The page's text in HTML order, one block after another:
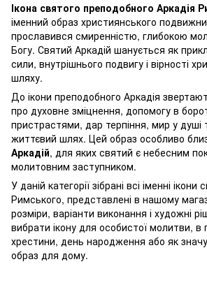
Ікона святого преподобного Аркадія
іменний образ християнського
прославився смиренністю, глибокою
Богу. Святий Аркадій шанується як
сили, внутрішнього подвигу і вірності
шляху.
До ікони преподобного Аркадія
про духовне зміцнення, допомогу в
пристрастями, дар терпіння, мир у душі
життєвий шлях. Цей образ особливо
Аркадій, для яких святий є небесним
молитовним заступником.
У даній категорії зібрані всі іменні ікони
Римського, представлені в нашому
розміри, варіанти виконання і художні
вибрати ікону для особистої молитви, в
хрестини, день народження або як
образ для дому.